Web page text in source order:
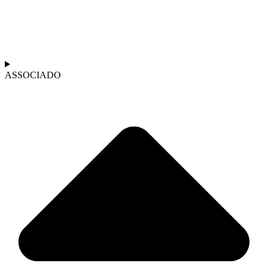
ASSOCIADO